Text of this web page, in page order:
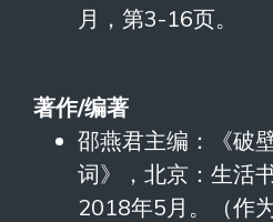
月，第3-16页。
著作/编著
邵燕君主编：《破
词》，北京：生活
2018年5月。（作